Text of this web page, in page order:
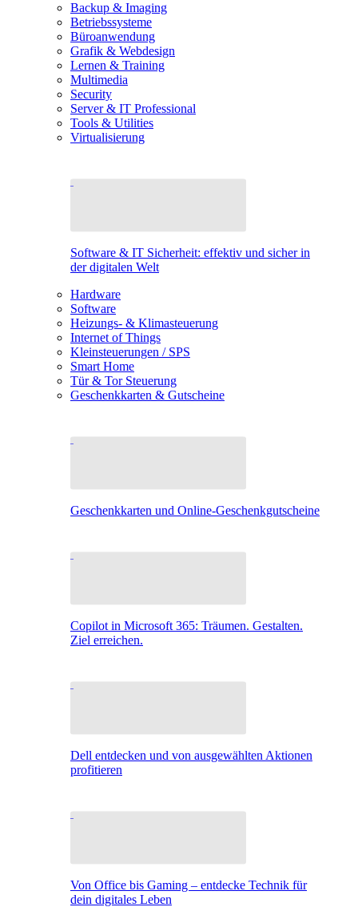
Backup & Imaging
Betriebssysteme
Büroanwendung
Grafik & Webdesign
Lernen & Training
Multimedia
Security
Server & IT Professional
Tools & Utilities
Virtualisierung
Software & IT Sicherheit: effektiv und sicher in
der digitalen Welt
Hardware
Software
Heizungs- & Klimasteuerung
Internet of Things
Kleinsteuerungen / SPS
Smart Home
Tür & Tor Steuerung
Geschenkkarten & Gutscheine
Geschenkkarten und Online-Geschenkgutscheine
Copilot in Microsoft 365: Träumen. Gestalten.
Ziel erreichen.
Dell entdecken und von ausgewählten Aktionen
profitieren
Von Office bis Gaming – entdecke Technik für
dein digitales Leben